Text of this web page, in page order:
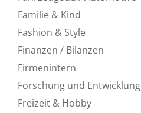
Familie & Kind
Fashion & Style
Finanzen / Bilanzen
Firmenintern
Forschung und Entwicklung
Freizeit & Hobby